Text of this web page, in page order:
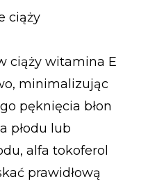
ciąży
ciąży witamina E
minimalizując
pęknięcia błon
płodu lub
alfa tokoferol
prawidłową